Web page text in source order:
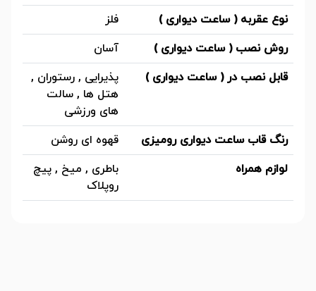
نوع عقربه ( ساعت دیواری )
فلز
روش نصب ( ساعت دیواری )
آسان
قابل نصب در ( ساعت دیواری )
پذیرایی , رستوران ,
هتل ها , سالت
های ورزشی
رنگ قاب ساعت دیواری رومیزی
قهوه ای روشن
لوازم همراه
باطری , میخ , پیچ
روپلاک